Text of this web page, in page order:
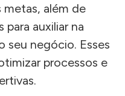
além de
auxiliar na
seu negócio. Esses
processos e